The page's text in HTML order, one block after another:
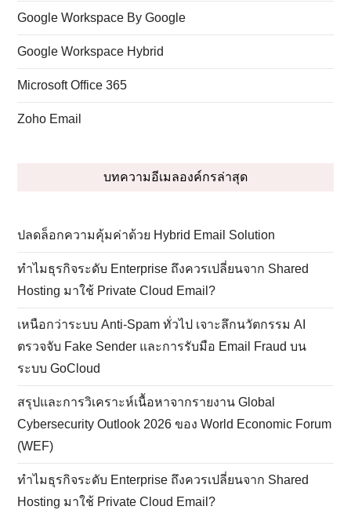
Google Workspace By Google
Google Workspace Hybrid
Microsoft Office 365
Zoho Email
บทความอีเมลองค์กรล่าสุด
ปลดล็อกความคุ้มค่าด้วย Hybrid Email Solution
ทำไมธุรกิจระดับ Enterprise ถึงควรเปลี่ยนจาก Shared
Hosting มาใช้ Private Cloud Email?
เหนือกว่าระบบ Anti-Spam ทั่วไป เจาะลึกนวัตกรรม AI
ตรวจจับ Fake Sender และการรับมือ Email Fraud บน
ระบบ GoCloud
สรุปและการวิเคราะห์เนื้อหาจากรายงาน Global
Cybersecurity Outlook 2026 ของ World Economic Forum
(WEF)
ทำไมธุรกิจระดับ Enterprise ถึงควรเปลี่ยนจาก Shared
Hosting มาใช้ Private Cloud Email?